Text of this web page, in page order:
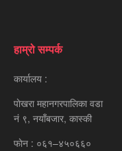
हाम्रो सम्पर्क
कार्यालय :
पाेखरा महानगरपालिका वडा
नं ९, नयाँबजार, कास्की
फाेन : ०६१–४५०६६०